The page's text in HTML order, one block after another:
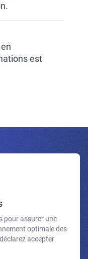
est
confirme avoir pris
confidentialité et
pour assurer une
optimale des
accepter